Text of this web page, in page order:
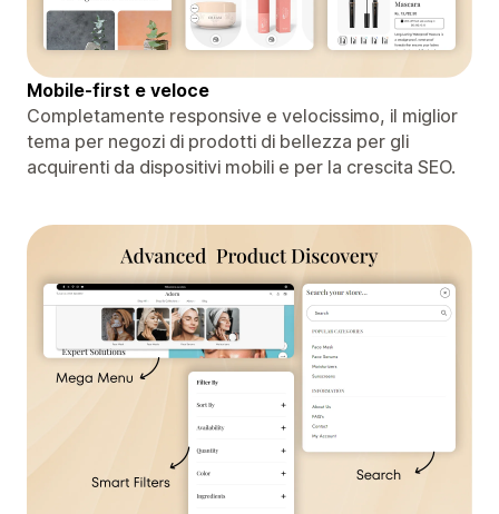
Mobile-first e veloce
Completamente responsive e velocissimo, il miglior
tema per negozi di prodotti di bellezza per gli
acquirenti da dispositivi mobili e per la crescita SEO.